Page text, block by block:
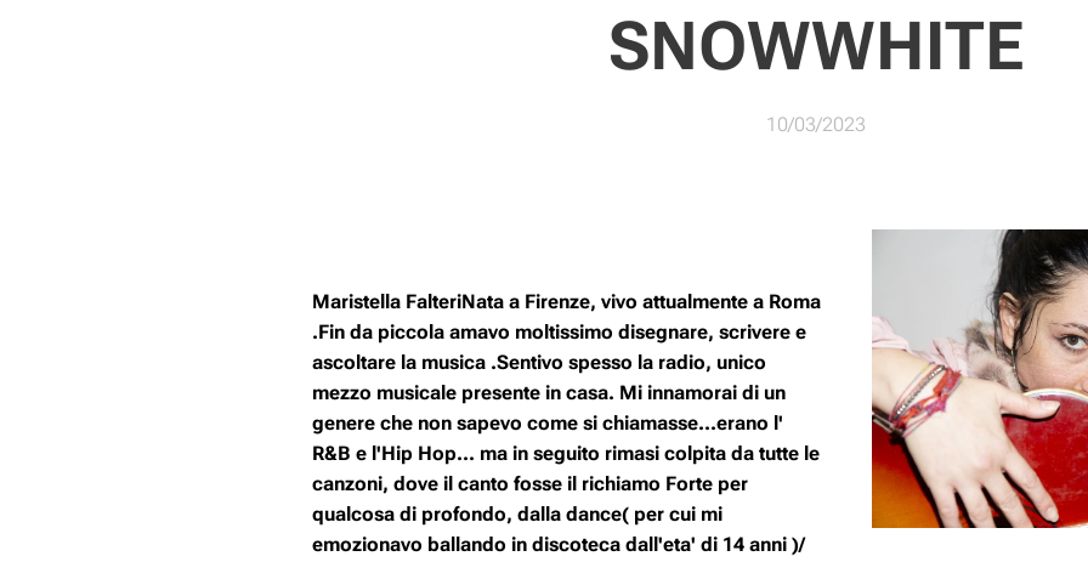
SNOWWHITE
10/03/2023
Maristella FalteriNata a Firenze, vivo attualmente a Roma
.Fin da piccola amavo moltissimo disegnare, scrivere e
ascoltare la musica .Sentivo spesso la radio, unico
mezzo musicale presente in casa. Mi innamorai di un
genere che non sapevo come si chiamasse...erano l'
R&B e l'Hip Hop... ma in seguito rimasi colpita da tutte le
canzoni, dove il canto fosse il richiamo Forte per
qualcosa di profondo, dalla dance( per cui mi
emozionavo ballando in discoteca dall'eta' di 14 anni )/